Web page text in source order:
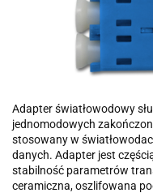
Adapter światłowodowy
jednomodowych
stosowany w
danych. Adapter jest
stabilność parametrów
ceramiczna, oszlifowana